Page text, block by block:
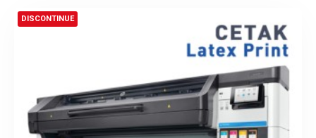
DISCONTINUE